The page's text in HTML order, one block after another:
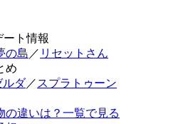
ート情報
の島 ／ リセットさん
め
ルダ／ スプラトゥーン
の違いは？一覧で見る